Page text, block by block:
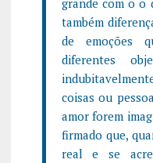
também
de emoções
diferentes
coisas ou
amor forem
firmado que,
real e se